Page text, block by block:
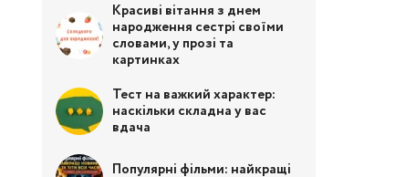
Красиві вітання з днем
народження сестрі своїми
словами, у прозі та
картинках
Тест на важкий характер:
наскільки складна у вас
вдача
Популярні фільми: найкращі